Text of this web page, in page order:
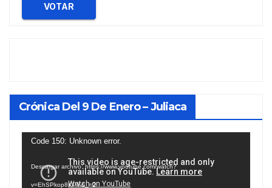
VOTAR
Crónica Del 9 De Enero – Juliaca
Reproductor
vídeo
Code 150: Unknown error.
Descargar archivo: https://www.youtube.com/watch?
v=EhSPkop8KPY&_=2